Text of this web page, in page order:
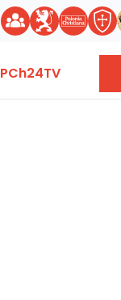
PCh24TV